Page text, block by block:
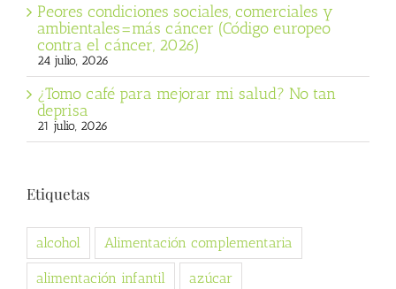
Peores condiciones sociales, comerciales y
ambientales=más cáncer (Código europeo
contra el cáncer, 2026)
24 julio, 2026
¿Tomo café para mejorar mi salud? No tan
deprisa
21 julio, 2026
Etiquetas
alcohol Alimentación complementaria
alimentación infantil azúcar